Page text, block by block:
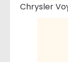
Chrysler